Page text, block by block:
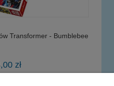
Transformer - Bumblebee
zł